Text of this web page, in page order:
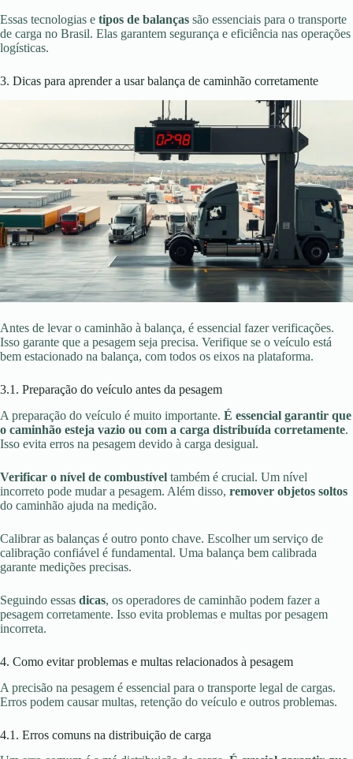
Essas tecnologias e tipos de balanças são essenciais para o transporte
de carga no Brasil. Elas garantem segurança e eficiência nas operações
logísticas.
3. Dicas para aprender a usar balança de caminhão corretamente
Antes de levar o caminhão à balança, é essencial fazer verificações.
Isso garante que a pesagem seja precisa. Verifique se o veículo está
bem estacionado na balança, com todos os eixos na plataforma.
3.1. Preparação do veículo antes da pesagem
A preparação do veículo é muito importante. É essencial garantir que
o caminhão esteja vazio ou com a carga distribuída corretamente.
Isso evita erros na pesagem devido à carga desigual.
Verificar o nível de combustível também é crucial. Um nível
incorreto pode mudar a pesagem. Além disso, remover objetos soltos
do caminhão ajuda na medição.
Calibrar as balanças é outro ponto chave. Escolher um serviço de
calibração confiável é fundamental. Uma balança bem calibrada
garante medições precisas.
Seguindo essas dicas, os operadores de caminhão podem fazer a
pesagem corretamente. Isso evita problemas e multas por pesagem
incorreta.
4. Como evitar problemas e multas relacionados à pesagem
A precisão na pesagem é essencial para o transporte legal de cargas.
Erros podem causar multas, retenção do veículo e outros problemas.
4.1. Erros comuns na distribuição de carga